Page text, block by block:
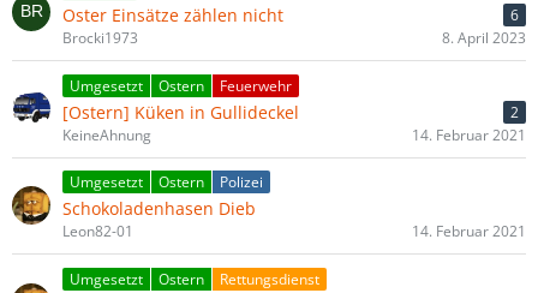
Oster Einsätze zählen nicht
6
Brocki1973
8. April 2023
Umgesetzt Ostern Feuerwehr
[Ostern] Küken in Gullideckel
2
KeineAhnung
14. Februar 2021
Umgesetzt Ostern Polizei
Schokoladenhasen Dieb
Leon82-01 14. Februar 2021
Umgesetzt Ostern Rettungsdienst